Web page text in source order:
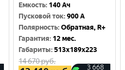
Емкость: 140 Ач
Пусковой ток:900 A
Полярность:Обратная, R+
Гарантия: 12 мес.
Габариты:513x189x223
14 670руб.
3 668